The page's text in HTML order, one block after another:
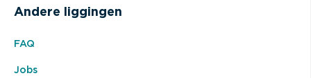
Andere liggingen
FAQ
Jobs